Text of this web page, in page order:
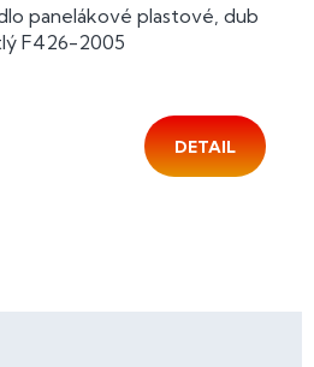
panelákové plastové, dub
F426-2005
DETAIL